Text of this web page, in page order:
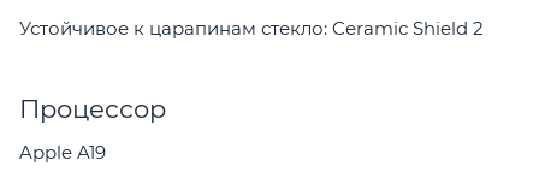
Устойчивое к царапинам стекло: Ceramic Shield 2
Процессор
Apple A19